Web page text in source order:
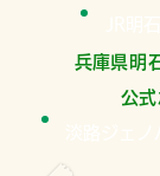
兵庫県
公